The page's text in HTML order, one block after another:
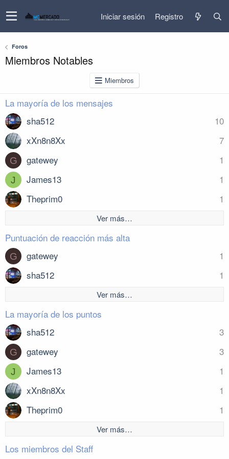
Iniciar sesión Registro
Foros
Miembros Notables
Miembros
La mayoría de los mensajes
10
sha512
7
xXn8n8Xx
G 1
gatewey
J 1
James13
1
Theprim0
Ver más…
Puntuación de reacción más alta
G 1
gatewey
1
sha512
Ver más…
La mayoría de los puntos
3
sha512
G 3
gatewey
J 1
James13
1
xXn8n8Xx
1
Theprim0
Ver más…
Los miembros del Staff